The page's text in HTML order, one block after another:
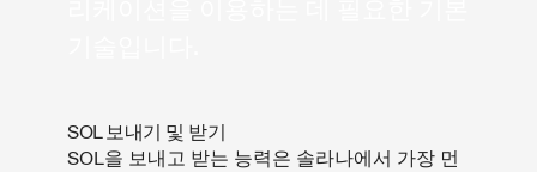
SOL 보내기 및 받기
SOL을 보내고 받는 능력은 솔라나에서 가장 먼